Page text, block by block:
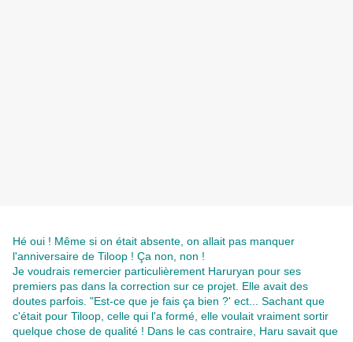
Hé oui ! Même si on était absente, on allait pas manquer
l'anniversaire de Tiloop ! Ça non, non !
Je voudrais remercier particulièrement Haruryan pour ses
premiers pas dans la correction sur ce projet. Elle avait des
doutes parfois. "Est-ce que je fais ça bien ?' ect... Sachant que
c'était pour Tiloop, celle qui l'a formé, elle voulait vraiment sortir
quelque chose de qualité ! Dans le cas contraire, Haru savait que